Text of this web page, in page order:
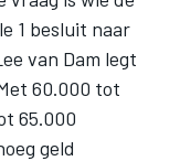
1 besluit naar
van Dam legt
60.000 tot
65.000
geld